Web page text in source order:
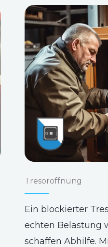
Tresoröffnung
Ein blockierter
echten Belastung
schaffen Abhilfe.